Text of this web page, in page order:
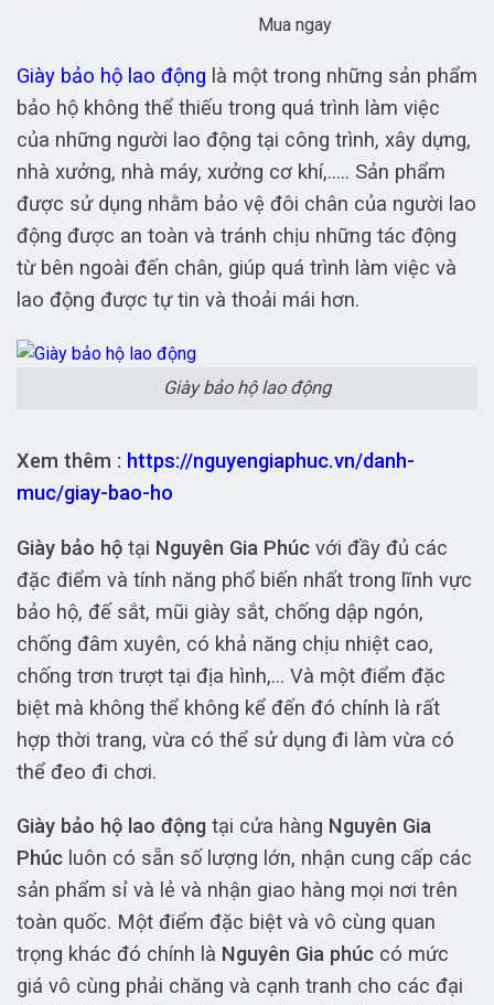
Mua ngay
Giày bảo hộ lao động là một trong những sản phẩm
bảo hộ không thể thiếu trong quá trình làm việc
của những người lao động tại công trình, xây dựng,
nhà xưởng, nhà máy, xưởng cơ khí,….. Sản phẩm
được sử dụng nhằm bảo vệ đôi chân của người lao
động được an toàn và tránh chịu những tác động
từ bên ngoài đến chân, giúp quá trình làm việc và
lao động được tự tin và thoải mái hơn.
Giày bảo hộ lao động
Xem thêm : https://nguyengiaphuc.vn/danh-
muc/giay-bao-ho
Giày bảo hộ tại Nguyên Gia Phúc với đầy đủ các
đặc điểm và tính năng phổ biến nhất trong lĩnh vực
bảo hộ, đế sắt, mũi giày sắt, chống dập ngón,
chống đâm xuyên, có khả năng chịu nhiệt cao,
chống trơn trượt tại địa hình,… Và một điểm đặc
biệt mà không thể không kể đến đó chính là rất
hợp thời trang, vừa có thể sử dụng đi làm vừa có
thể đeo đi chơi.
Giày bảo hộ lao động tại cửa hàng Nguyên Gia
Phúc luôn có sẵn số lượng lớn, nhận cung cấp các
sản phẩm sỉ và lẻ và nhận giao hàng mọi nơi trên
toàn quốc. Một điểm đặc biệt và vô cùng quan
trọng khác đó chính là Nguyên Gia phúc có mức
giá vô cùng phải chăng và cạnh tranh cho các đại